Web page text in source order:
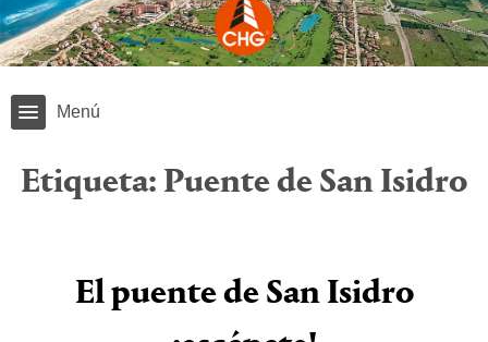
contenido
Menú
Etiqueta: Puente de San Isidro
El puente de San Isidro